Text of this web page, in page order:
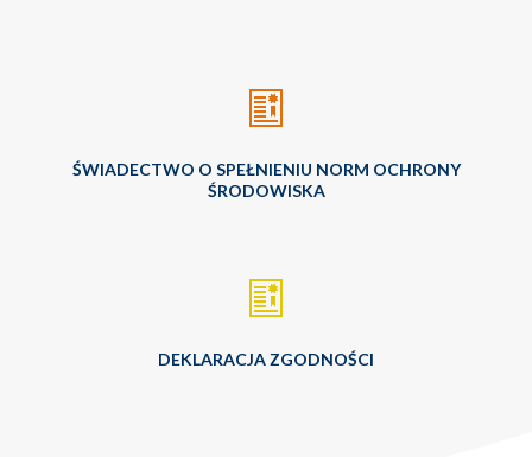
ŚWIADECTWO O SPEŁNIENIU NORM OCHRONY
ŚRODOWISKA
DEKLARACJA ZGODNOŚCI